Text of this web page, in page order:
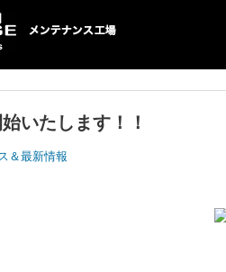
ンス工場
いたします！！
＆最新情報